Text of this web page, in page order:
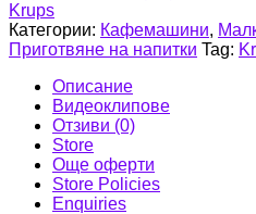
Krups
Категории: Кафемашини,
Приготвяне на напитки Tag:
Описание
Видеоклипове
Отзиви (0)
Store
Още оферти
Store Policies
Enquiries